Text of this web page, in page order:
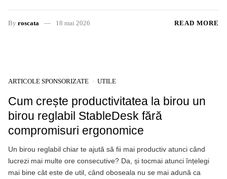
By roscata 18 mai 2026 READ MORE
ARTICOLE SPONSORIZATE UTILE
Cum crește productivitatea la birou un
birou reglabil StableDesk fără
compromisuri ergonomice
Un birou reglabil chiar te ajută să fii mai productiv atunci când
lucrezi mai multe ore consecutive? Da, și tocmai atunci înțelegi
mai bine cât este de util, când oboseala nu se mai adună ca